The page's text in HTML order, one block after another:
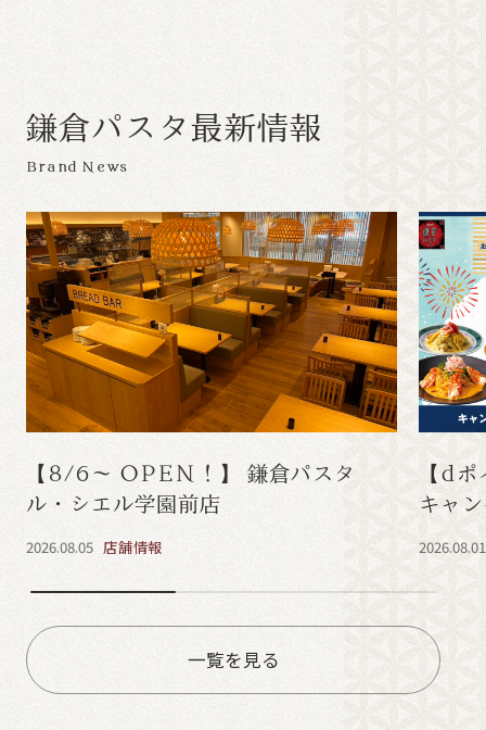
鎌倉パ ス タ最新情報
Brand News
【8/6～ OPEN！】 鎌倉パスタ
ル・シエル学園前店
2026.08.05 店舗情報
【d
キャ
2026.08.01
一覧を見る